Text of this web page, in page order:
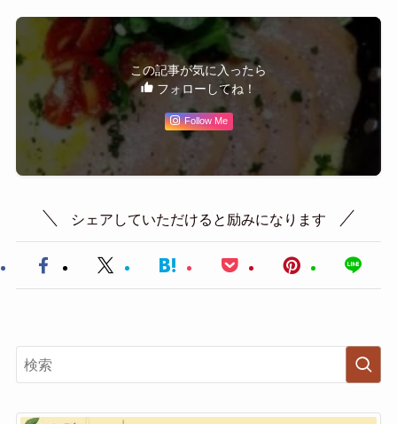
この記事が気に入ったら
フォローしてね！
Follow Me
シェアしていただけると励みになります